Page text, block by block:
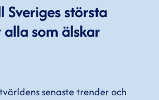
största
som älskar
senaste trender och